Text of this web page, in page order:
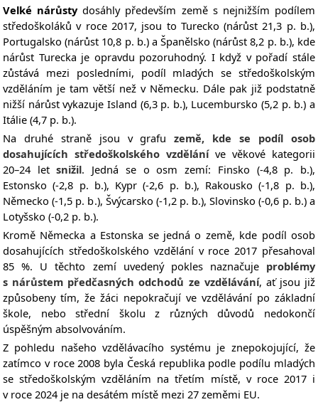
Velké nárůstydosáhly především země s nejnižším podílem
středoškoláků v roce 2017, jsou to Turecko (nárůst 21,3 p. b.),
Portugalsko (nárůst 10,8 p. b.) a Španělsko (nárůst 8,2 p. b.), kde
nárůst Turecka je opravdu pozoruhodný. I když v pořadí stále
zůstává mezi posledními, podíl mladých se středoškolským
vzděláním je tam větší než v Německu. Dále pak již podstatně
nižší nárůst vykazuje Island (6,3 p. b.), Lucembursko (5,2 p. b.) a
Itálie (4,7 p. b.).
Na druhé straně jsou v grafuzemě, kde se podíl osob
dosahujících středoškolského vzdělání ve věkové kategorii
20–24 letsnižil. Jedná se o osm zemí: Finsko (-4,8 p. b.),
Estonsko (-2,8 p. b.), Kypr (-2,6 p. b.), Rakousko (-1,8 p. b.),
Německo (-1,5 p. b.), Švýcarsko (-1,2 p. b.), Slovinsko (-0,6 p. b.) a
Lotyšsko (-0,2 p. b.).
Kromě Německa a Estonska se jedná o země, kde podíl osob
dosahujících středoškolského vzdělání v roce 2017 přesahoval
85 %. U těchto zemí uvedený pokles naznačujeproblémy
s nárůstem předčasných odchodů ze vzdělávání, ať jsou již
způsobeny tím, že žáci nepokračují ve vzdělávání po základní
škole, nebo střední školu z různých důvodů nedokončí
úspěšným absolvováním.
Z pohledu našeho vzdělávacího systému je znepokojující, že
zatímco v roce 2008 byla Česká republika podle podílu mladých
se středoškolským vzděláním na třetím místě, v roce 2017 i
v roce 2024 je na desátém místě mezi 27 zeměmi EU.